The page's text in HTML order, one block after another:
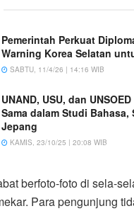
Pemerintah Perkuat
Warning Korea Selatan
SABTU, 11/4/26 | 14:16 WIB
UNAND, USU, dan
Sama dalam Studi Bahasa,
Jepang
KAMIS, 23/10/25 | 20:08 WIB
berfoto-foto di sela-
Para pengunjung